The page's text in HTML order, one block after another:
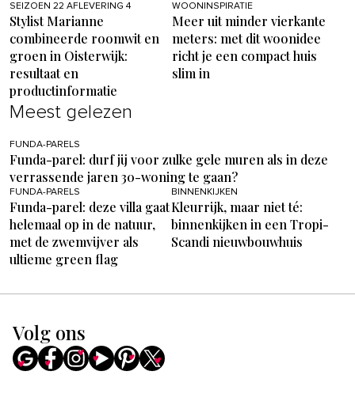
SEIZOEN 22 AFLEVERING 4
Stylist Marianne
combineerde roomwit en
groen in Oisterwijk:
resultaat en
productinformatie
WOONINSPIRATIE
Meer uit minder vierkante
meters: met dit woonidee
richt je een compact huis
slim in
Meest gelezen
FUNDA-PARELS
Funda-parel: durf jij voor zulke gele muren als in deze
verrassende jaren 30-woning te gaan?
FUNDA-PARELS
Funda-parel: deze villa gaat
helemaal op in de natuur,
met de zwemvijver als
ultieme green flag
BINNENKIJKEN
Kleurrijk, maar niet té:
binnenkijken in een Tropi-
Scandi nieuwbouwhuis
Volg ons